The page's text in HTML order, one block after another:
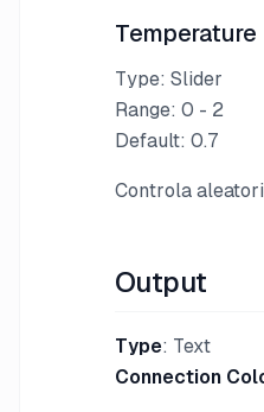
Temperature
Type: Slider
Range: 0 - 2
Default: 0.7
Controla
Output
Type: Text
Connection